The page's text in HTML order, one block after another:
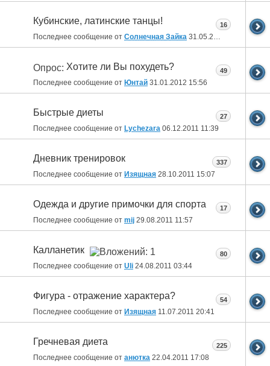
Кубинские, латинские танцы!
Последнее сообщение от Солнечная Зайка 31.05.2012
16
Опрос: Хотите ли Вы похудеть?
Последнее сообщение от Юнтай 31.01.2012 15:56
49
Быстрые диеты
Последнее сообщение от Lychezara 06.12.2011 11:39
27
Дневник тренировок
Последнее сообщение от Изящная 28.10.2011 15:07
337
Одежда и другие примочки для спорта
Последнее сообщение от mij 29.08.2011 11:57
17
Калланетик
Последнее сообщение от Uli 24.08.2011 03:44
80
Фигура - отражение характера?
Последнее сообщение от Изящная 11.07.2011 20:41
54
Гречневая диета
Последнее сообщение от анютка 22.04.2011 17:08
225